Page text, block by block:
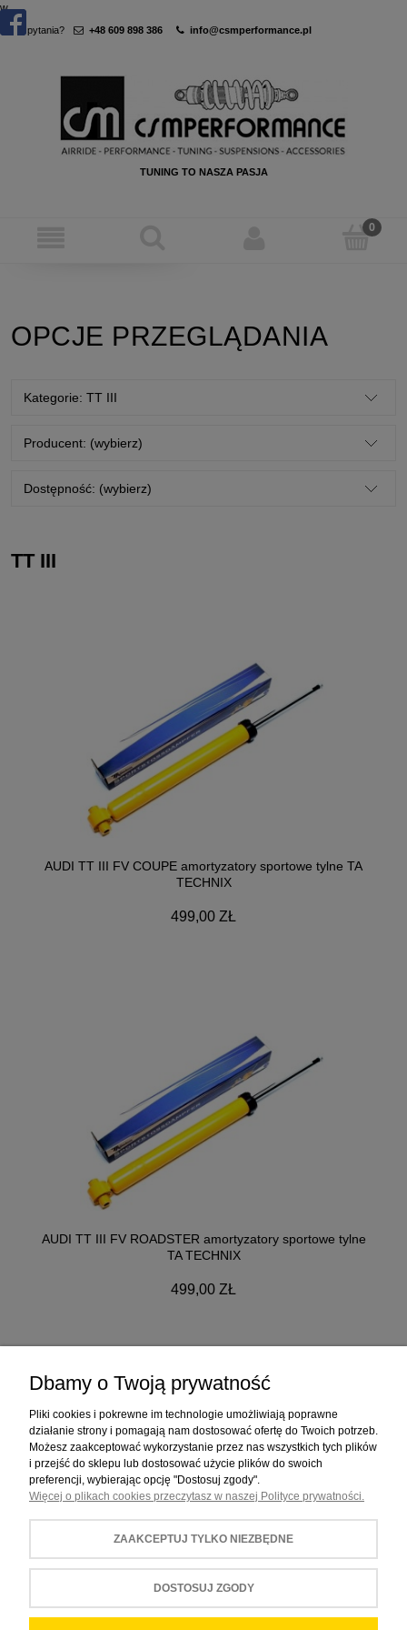
w
Masz pytania? +48 609 898 386 info@csmperformance.pl
TUNING TO NASZA PASJA
OPCJE PRZEGLĄDANIA
Kategorie: TT III
Producent: (wybierz)
Dostępność: (wybierz)
TT III
AUDI TT III FV COUPE amortyzatory sportowe tylne TA
TECHNIX
499,00 ZŁ
AUDI TT III FV ROADSTER amortyzatory sportowe tylne
TA TECHNIX
499,00 ZŁ
ZAKUPY
POMOC
MOJE KONTO
INFORMACJE
POKAŻ PEŁNĄ WERSJĘ STRONY
Dbamy o Twoją prywatność
Pliki cookies i pokrewne im technologie umożliwiają poprawne
działanie strony i pomagają nam dostosować ofertę do Twoich potrzeb.
Możesz zaakceptować wykorzystanie przez nas wszystkich tych plików
i przejść do sklepu lub dostosować użycie plików do swoich
preferencji, wybierając opcję "Dostosuj zgody".
Więcej o plikach cookies przeczytasz w naszej Polityce prywatności.
ZAAKCEPTUJ TYLKO NIEZBĘDNE
DOSTOSUJ ZGODY